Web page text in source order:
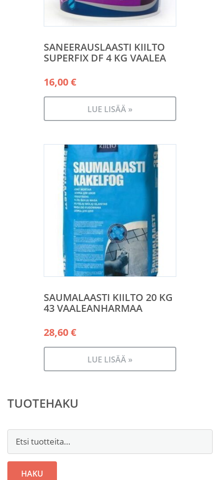
SANEERAUSLAASTI KIILTO
SUPERFIX DF 4 KG VAALEA
16,00€
LUE LISÄÄ »
SAUMALAASTI KIILTO 20 KG
43 VAALEANHARMAA
28,60€
LUE LISÄÄ »
TUOTEHAKU
Etsi:
HAKU